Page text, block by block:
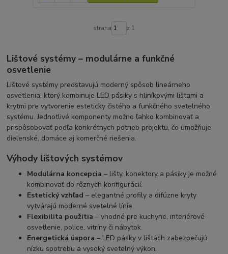
strana z 1
Lištové systémy – modulárne a funkčné
osvetlenie
Lištové systémy predstavujú moderný spôsob lineárneho
osvetlenia, ktorý kombinuje LED pásiky s hliníkovými lištami a
krytmi pre vytvorenie esteticky čistého a funkčného svetelného
systému. Jednotlivé komponenty možno ľahko kombinovať a
prispôsobovať podľa konkrétnych potrieb projektu, čo umožňuje
dielenské, domáce aj komerčné riešenia.
Výhody lištových systémov
Modulárna koncepcia – lišty, konektory a pásiky je možné
kombinovať do rôznych konfigurácií.
Estetický vzhľad – elegantné profily a difúzne kryty
vytvárajú moderné svetelné línie.
Flexibilita použitia – vhodné pre kuchyne, interiérové
osvetlenie, police, vitríny či nábytok.
Energetická úspora – LED pásky v lištách zabezpečujú
nízku spotrebu a vysoký svetelný výkon.